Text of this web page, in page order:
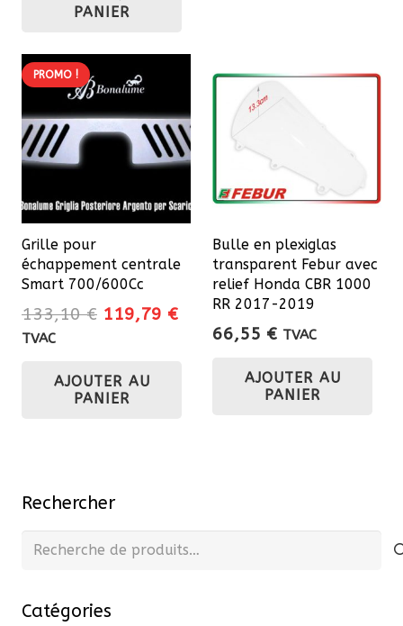
PANIER
PROMO !
Grille pour
échappement centrale
Smart 700/600Cc
133,10€ Le
était :
133,10 €.
119,79 €Le
TVAC
AJOUTER AU
PANIER
Bulle en plexiglas
transparent Febur avec
relief Honda CBR 1000
RR 2017-2019
66,55 € TVAC
AJOUTER AU
PANIER
Rechercher
Recherche
Catégories